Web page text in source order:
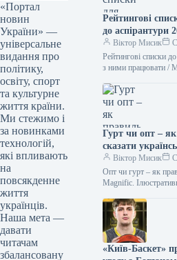
«Портал
новин
України» —
універсальне
видання про
політику,
освіту, спорт
та культурне
життя країни.
Ми стежимо і
за новинками
технологій,
які впливають
на
повсякденне
життя
українців.
Наша мета —
давати
читачам
збалансовану
Рейтингові
до аспірантури
коли очікувати
результатів
Віктор Мисик
Рейтингові списки
з ними працювати /
вступають до
рейтингові…
Гурт чи опт –
сказати
Віктор Мисик
Опт чи гурт – як
Мagnific.
часто надає нам два
«Київ-Баскет»